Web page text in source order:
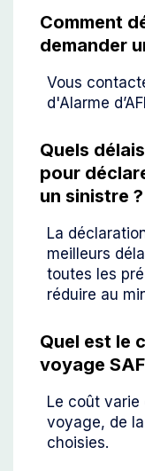
Comment
demander
Vous
d'Alarme
Quels
pour
un sinistre ?
La
meilleurs
toutes les
réduire au
Quel est le
voyage
Le coût varie
voyage, de
choisies.